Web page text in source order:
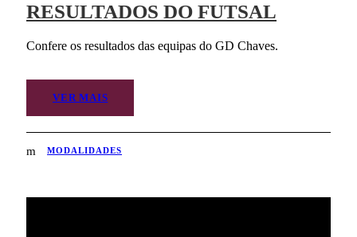
RESULTADOS DO FUTSAL
Confere os resultados das equipas do GD Chaves.
VER MAIS
MODALIDADES